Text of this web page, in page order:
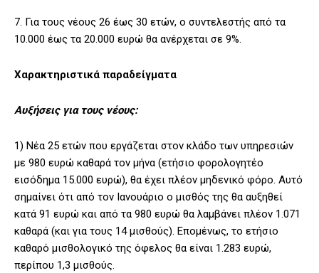
7. Για τους νέους 26 έως 30 ετών, ο συντελεστής από τα
10.000 έως τα 20.000 ευρώ θα ανέρχεται σε 9%.
Χαρακτηριστικά παραδείγματα
Αυξήσεις για τους νέους:
1) Νέα 25 ετών που εργάζεται στον κλάδο των υπηρεσιών
με 980 ευρώ καθαρά τον μήνα (ετήσιο φορολογητέο
εισόδημα 15.000 ευρώ), θα έχει πλέον μηδενικό φόρο. Αυτό
σημαίνει ότι από τον Ιανουάριο ο μισθός της θα αυξηθεί
κατά 91 ευρώ και από τα 980 ευρώ θα λαμβάνει πλέον 1.071
καθαρά (και για τους 14 μισθούς). Επομένως, το ετήσιο
καθαρό μισθολογικό της όφελος θα είναι 1.283 ευρώ,
περίπου 1,3 μισθούς.